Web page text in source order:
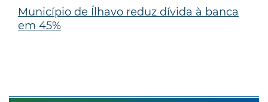
Município de Ílhavo reduz dívida à banca
em 45%